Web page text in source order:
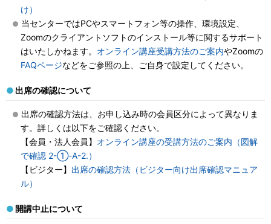
け）
当センターではPCやスマートフォン等の操作、環境設定、
Zoomのクライアントソフトのインストール等に関するサポート
はいたしかねます。 オンライン講座受講方法のご案内やZoomの
FAQページなどをご参照の上、ご自身で設定してください。
出席の確認について
出席の確認方法は、お申し込み時の会員区分によって異なりま
す。詳しくは以下をご確認ください。
【会員・法人会員】 オンライン講座の受講方法のご案内（図解
で確認 2-①-A-2.）
【ビジター】 出席の確認方法（ビジター向け出席確認マニュア
ル）
開講中止について